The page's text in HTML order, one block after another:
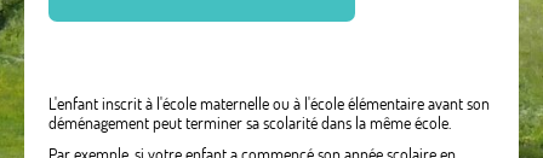
L'enfant inscrit à l'école maternelle ou à l'école élémentaire avant son
déménagement peut terminer sa scolarité dans la même école.